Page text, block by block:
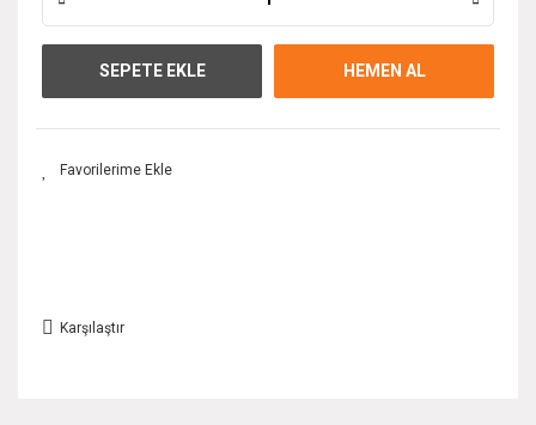
SEPETE EKLE HEMEN AL
Karşılaştır